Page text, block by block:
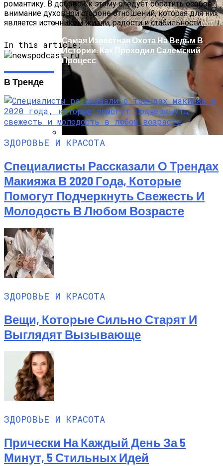
Лунный Календарь Окрашивания
Самая Известная Охота На Ведьм В
Истории: Как Проходил Салемский
Процесс
романтику. В добавок к этому следует обратить особое
внимание духовной стороне отношений, которая для них
является источником жизни, радости и стабильности.
In this article:
В Тренде
ЗДОРОВЬЕ И КРАСОТА
Специалисты Рассказали О Трендах
Макияжа В 2020 Года, Которые
Помогут Подчеркнуть Свежесть И
Молодость В Любом Возрасте
ЗДОРОВЬЕ И КРАСОТА
Вещи, Которые Сильно Старят И
Выглядят Вызывающе
ЗДОРОВЬЕ И КРАСОТА
Прически На Каждый День За 5
Минут, 5 Стильных Идей